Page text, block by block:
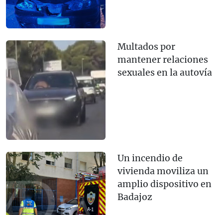
Multados por
mantener relaciones
sexuales en la autovía
Un incendio de
vivienda moviliza un
amplio dispositivo en
Badajoz